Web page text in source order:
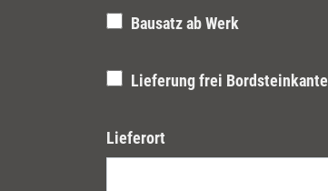
Bausatz ab Werk
Lieferung frei Bordsteinkante
Lieferort